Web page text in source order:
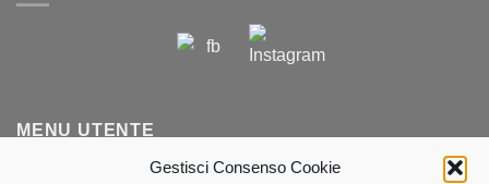
Gestisci Consenso Cookie
MENU UTENTE